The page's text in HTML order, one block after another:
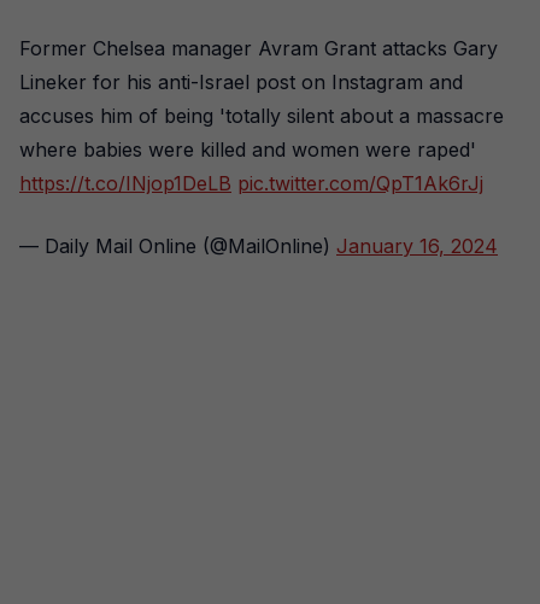
Former Chelsea manager Avram Grant attacks Gary
Lineker for his anti-Israel post on Instagram and
accuses him of being 'totally silent about a massacre
where babies were killed and women were raped'
https://t.co/INjop1DeLB pic.twitter.com/QpT1Ak6rJj
— Daily Mail Online (@MailOnline) January 16, 2024